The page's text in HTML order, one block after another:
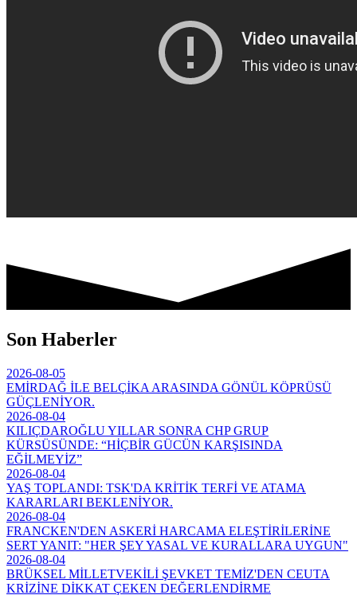
Son Haberler
2026-08-05
EMİRDAĞ İLE BELÇİKA ARASINDA GÖNÜL KÖPRÜSÜ
GÜÇLENİYOR.
2026-08-04
KILIÇDAROĞLU YILLAR SONRA CHP GRUP
KÜRSÜSÜNDE: “HİÇBİR GÜCÜN KARŞISINDA
EĞİLMEYİZ”
2026-08-04
YAŞ TOPLANDI: TSK'DA KRİTİK TERFİ VE ATAMA
KARARLARI BEKLENİYOR.
2026-08-04
FRANCKEN'DEN ASKERİ HARCAMA ELEŞTİRİLERİNE
SERT YANIT: "HER ŞEY YASAL VE KURALLARA UYGUN"
2026-08-04
BRÜKSEL MİLLETVEKİLİ ŞEVKET TEMİZ'DEN CEUTA
KRİZİNE DİKKAT ÇEKEN DEĞERLENDİRME